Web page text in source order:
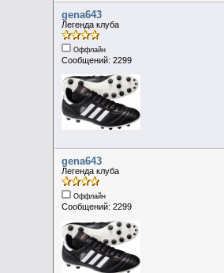
gena643
Легенда клуба
Оффлайн
Сообщений: 2299
gena643
Легенда клуба
Оффлайн
Сообщений: 2299